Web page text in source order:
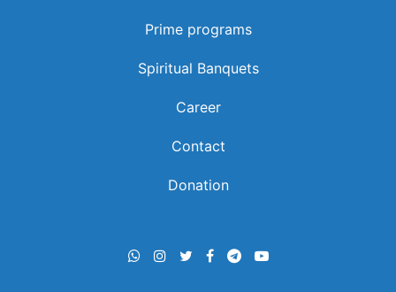
| ALI MUHAMMED
Prime programs
Spiritual Banquets
Career
Contact
Donation